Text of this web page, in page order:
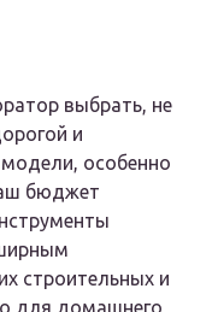
выбрать, не
и
особенно
бюджет
строительных и